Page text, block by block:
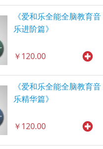
《爱和乐全能全脑教育音
乐进阶篇》
￥120.00
《爱和乐全能全脑教育音
乐精华篇》
￥120.00